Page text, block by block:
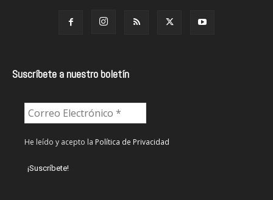
Suscríbete a nuestro boletín
He leído y acepto la Política de Privacidad